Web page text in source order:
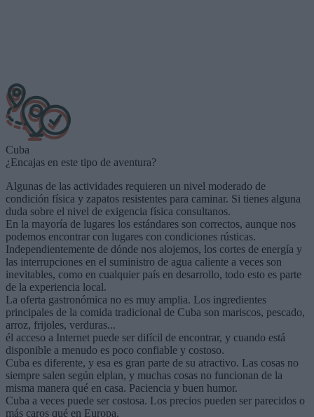
Cuba
¿Encajas en este tipo de aventura?
Algunas de las actividades requieren un nivel moderado de
condición física y zapatos resistentes para caminar. Si tienes alguna
duda sobre el nivel de exigencia física consultanos.
En la mayoría de lugares los estándares son correctos, aunque nos
podemos encontrar con lugares con condiciones rústicas.
Independientemente de dónde nos alojemos, los cortes de energía y
las interrupciones en el suministro de agua caliente a veces son
inevitables, como en cualquier país en desarrollo, todo esto es parte
de la experiencia local.
La oferta gastronómica no es muy amplia. Los ingredientes
principales de la comida tradicional de Cuba son mariscos, pescado,
arroz, frijoles, verduras...
él acceso a Internet puede ser difícil de encontrar, y cuando está
disponible a menudo es poco confiable y costoso.
Cuba es diferente, y esa es gran parte de su atractivo. Las cosas no
siempre salen según elplan, y muchas cosas no funcionan de la
misma manera qué en casa. Paciencia y buen humor.
Cuba a veces puede ser costosa. Los precios pueden ser parecidos o
más caros qué en Europa.